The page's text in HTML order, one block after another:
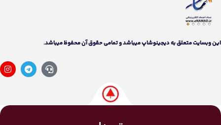
اين وبسايت متعلق به دیجینوشاپ ميباشد و تمامی حقوق آن محفوظ ميباشد.